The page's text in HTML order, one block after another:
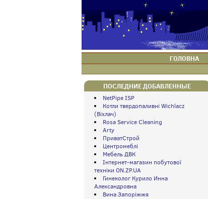
ГОЛОВНА
ПОСЛЕДНИЕ ДОБАВЛЕННЫЕ
NetPipe ISP
Котли твердопаливні Wichlacz
(Віхлач)
Rosa Service Cleaning
Arty
ПриватСтрой
Центромеблі
Мебель ДВК
Інтернет-магазин побутової
техніки ON.ZP.UA
Гинеколог Курило Инна
Александровна
Вина Запоріжжя